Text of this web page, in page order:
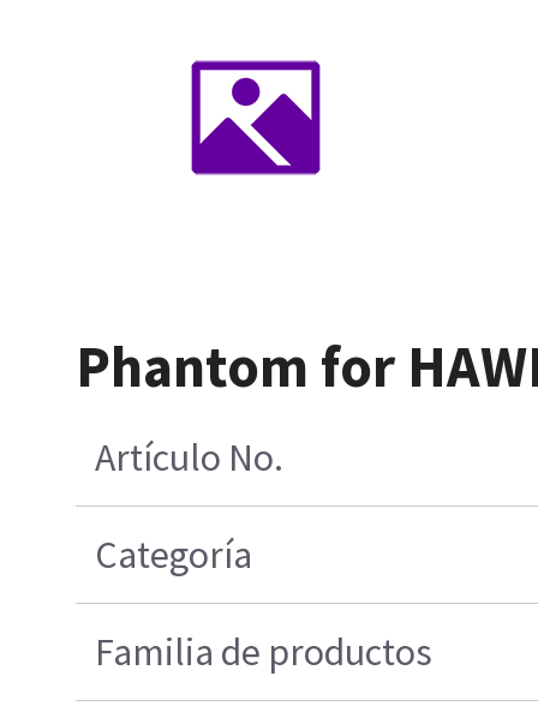
Phantom for
Artículo No.
Categoría
Familia de productos